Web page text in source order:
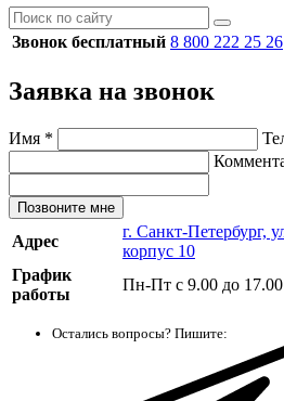
Звонок бесплатный 8 800 222 25 26
Заявка на звонок
Имя *
Позвоните мне
Адрес
г. Санкт-Петербург,
корпус 10
График
работы
Пн-Пт с 9.00 до 17.00
Остались вопросы? Пишите: